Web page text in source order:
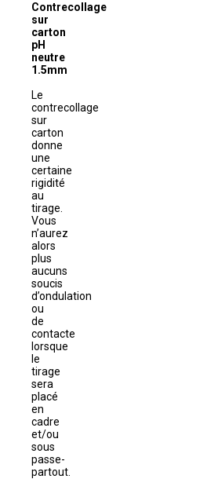
Contrecollage
sur
carton
pH
neutre
1.5mm
Le
contrecollage
sur
carton
donne
une
certaine
rigidité
au
tirage.
Vous
n’aurez
alors
plus
aucuns
soucis
d’ondulation
ou
de
contacte
lorsque
le
tirage
sera
placé
en
cadre
et/ou
sous
passe-
partout.